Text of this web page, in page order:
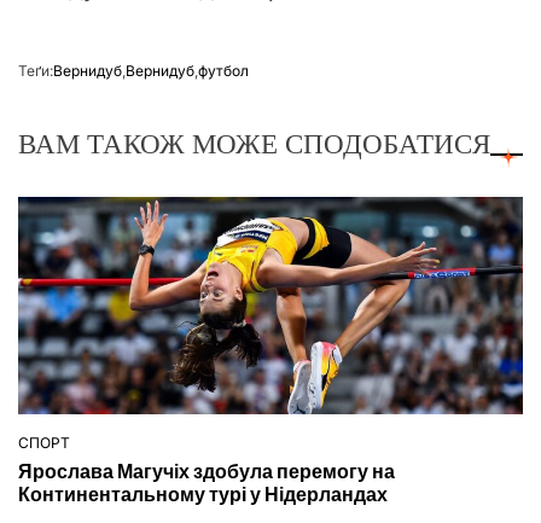
Теґи:Вернидуб Вернидуб футбол
ВАМ ТАКОЖ МОЖЕ СПОДОБАТИСЯ
ОПУБЛІКУВАТИ
У
СПОРТ
Ярослава Магучіх здобула перемогу на
Континентальному турі у Нідерландах